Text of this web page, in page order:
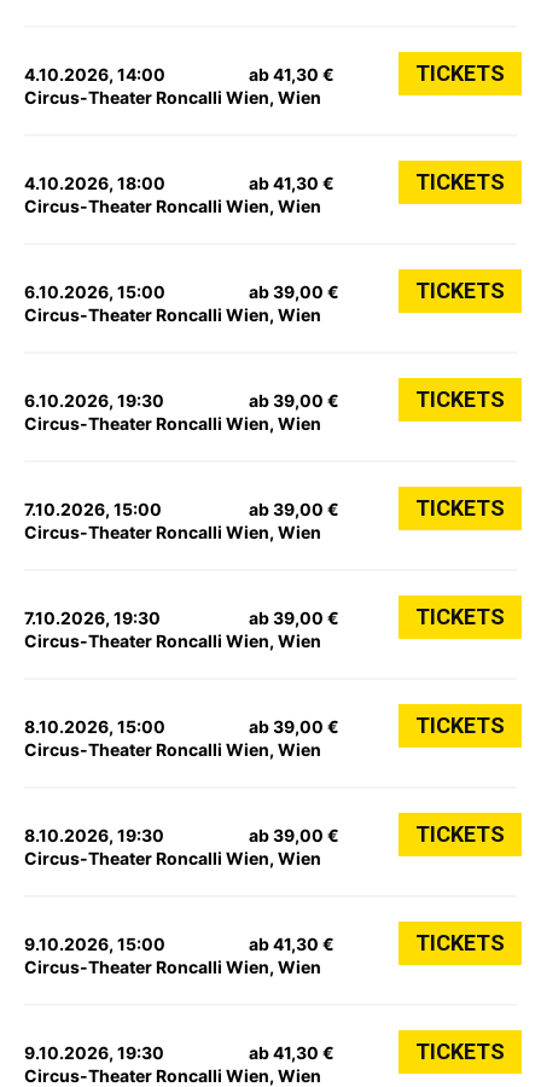
4.10.2026, 14:00
Circus-Theater Roncalli Wien, Wien
ab 41,30 € TICKETS
4.10.2026, 18:00
Circus-Theater Roncalli Wien, Wien
ab 41,30 € TICKETS
6.10.2026, 15:00
Circus-Theater Roncalli Wien, Wien
ab 39,00 € TICKETS
6.10.2026, 19:30
Circus-Theater Roncalli Wien, Wien
ab 39,00 € TICKETS
7.10.2026, 15:00
Circus-Theater Roncalli Wien, Wien
ab 39,00 € TICKETS
7.10.2026, 19:30
Circus-Theater Roncalli Wien, Wien
ab 39,00 € TICKETS
8.10.2026, 15:00
Circus-Theater Roncalli Wien, Wien
ab 39,00 € TICKETS
8.10.2026, 19:30
Circus-Theater Roncalli Wien, Wien
ab 39,00 € TICKETS
9.10.2026, 15:00
Circus-Theater Roncalli Wien, Wien
ab 41,30 € TICKETS
9.10.2026, 19:30
Circus-Theater Roncalli Wien, Wien
ab 41,30 € TICKETS